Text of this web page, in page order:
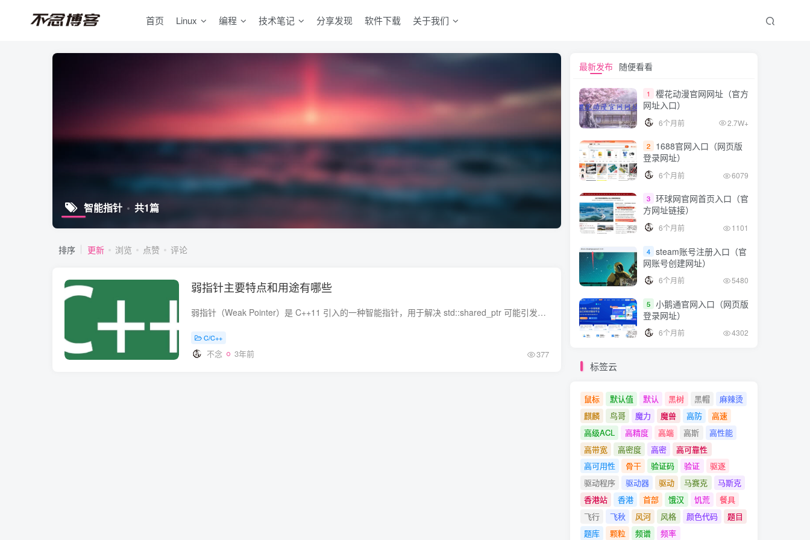
首页 Linux 编程 技术笔记 分享发现 软件下载 关于我们
智能指针 共1篇
排序 更新 浏览 点赞 评论
弱指针主要特点和用途有哪些
弱指针（Weak Pointer）是 C++11 引入的一种智能指针，用于解决 std::shared_ptr 可能引发的循环引用问题。 与 std::shared_ptr 不同的是，弱指针并不增加引用计数，因此不会影响对象的生命周期...
C/C++
不念 3年前 377
最新发布 随便看看
1
樱花动漫官网网址（官方
网址入口）
6个月前 2.7W+
2
1688官网入口（网页版
登录网址）
6个月前 6079
3 环球网官网首页入口（官
方网址链接）
6个月前 1101
4 steam账号注册入口（官
网账号创建网址）
6个月前 5480
5 小鹅通官网入口（网页版
登录网址）
6个月前 4302
标签云
鼠标 默认值 默认 黑树 黑帽
麻辣烫
麒麟
鸟哥 魔力 魔兽 高防
高速
高级ACL
高精度 高端 高斯
高性能
高带宽
高密度 高密
高可靠性
高可用性
骨干 验证码 验证
驱逐
驱动程序
驱动器 驱动 马赛克
马斯克
香港站
香港 首部 饿汉 饥荒
餐具
飞行
飞秋 风河 风格 颜色代码
题目
题库
颗粒 频谱 频率